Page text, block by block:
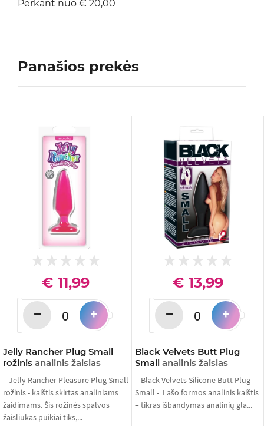
Perkant nuo € 20,00
Panašios prekės
Jelly Rancher Plug Small
rožinis analinis žaislas
€ 11,99
− +
Jelly Rancher Pleasure Plug Small
rožinis - kaištis skirtas analiniams
žaidimams. Šis rožinės spalvos
žaisliukas puikiai tiks,...
Black Velvets Butt Plug
Small analinis žaislas
€ 13,99
− +
Black Velvets Silicone Butt Plug
Small - Lašo formos analinis kaištis
– tikras išbandymas analinių gla...